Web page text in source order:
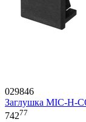
029846
Заглушка MIC-H-
74277